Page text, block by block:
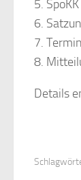
5. SpoKK
6.
7.
8.
Details